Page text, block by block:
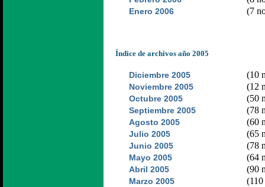
Enero 2006 (7
Índice de archivos año 2005
Diciembre 2005 (10
Noviembre 2005 (12
Octubre 2005 (50
Septiembre 2005 (78
Agosto 2005 (60
Julio 2005 (65
Junio 2005 (78
Mayo 2005 (64
Abril 2005 (90
Marzo 2005